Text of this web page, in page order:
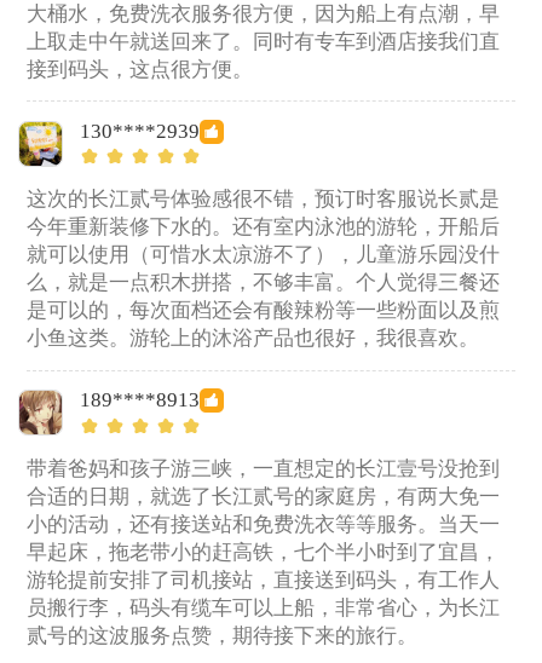
大桶水，免费洗衣服务很方便，因为船上有点潮，早
上取走中午就送回来了。同时有专车到酒店接我们直
接到码头，这点很方便。
130****2939
这次的长江贰号体验感很不错，预订时客服说长贰是
今年重新装修下水的。还有室内泳池的游轮，开船后
就可以使用（可惜水太凉游不了），儿童游乐园没什
么，就是一点积木拼搭，不够丰富。个人觉得三餐还
是可以的，每次面档还会有酸辣粉等一些粉面以及煎
小鱼这类。游轮上的沐浴产品也很好，我很喜欢。
189****8913
带着爸妈和孩子游三峡，一直想定的长江壹号没抢到
合适的日期，就选了长江贰号的家庭房，有两大免一
小的活动，还有接送站和免费洗衣等等服务。当天一
早起床，拖老带小的赶高铁，七个半小时到了宜昌，
游轮提前安排了司机接站，直接送到码头，有工作人
员搬行李，码头有缆车可以上船，非常省心，为长江
贰号的这波服务点赞，期待接下来的旅行。